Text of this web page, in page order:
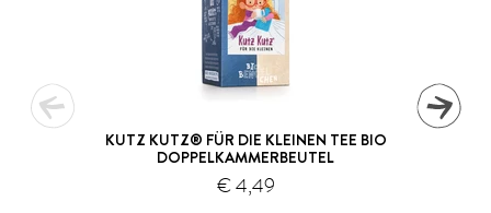
KUTZ KUTZ® FÜR DIE KLEINEN TEE BIO
DOPPELKAMMERBEUTEL
€ 4,49